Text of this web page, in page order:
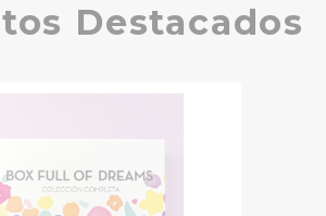
Destacados